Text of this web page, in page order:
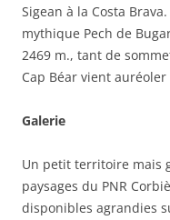
Sigean à la Costa
mythique Pech de
2469 m., tant de
Cap Béar vient
Galerie
Un petit territoire mais
paysages du PNR
disponibles agrandies